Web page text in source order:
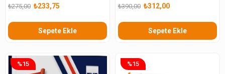
₺233,75
₺275,00
Sepete Ekle
₺312,00
₺390,00
Sepete Ekle
%15 %15